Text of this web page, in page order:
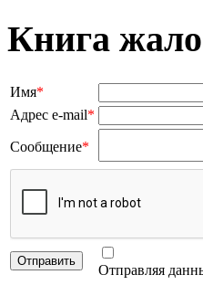
Книга
Имя*
Адрес e-mail*
Сообщение*
Отправляя